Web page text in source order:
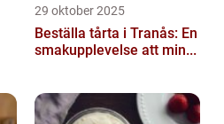
29 oktober 2025
Beställa tårta i Tranås: En
smakupplevelse att min...